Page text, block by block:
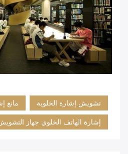
تشويش إشارة الخلوية مانع
إشارة الهاتف الخلوي جهاز